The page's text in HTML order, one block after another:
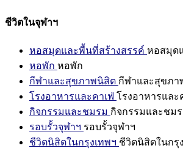
ชีวิตในจุฬาฯ
หอสมุดและพื้นที่สร้างสรรค์ หอสมุด
หอพัก หอพัก
กีฬาและสุขภาพนิสิต กีฬาและสุขภา
โรงอาหารและคาเฟ่ โรงอาหารและ
กิจกรรมและชมรม กิจกรรมและชม
รอบรั้วจุฬาฯ รอบรั้วจุฬาฯ
ชีวิตนิสิตในกรุงเทพฯ ชีวิตนิสิตในกรุ